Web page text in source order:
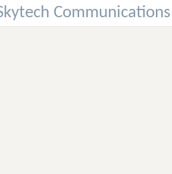
Communications